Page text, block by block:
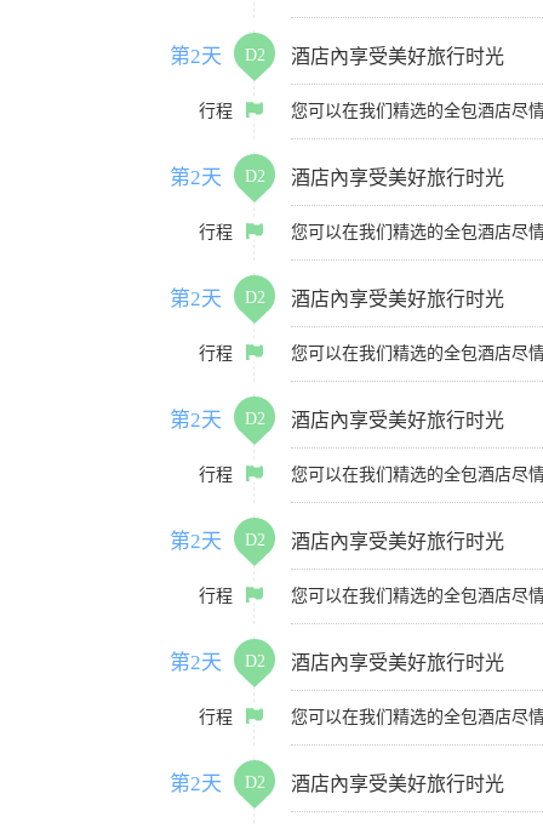
第2天 D2 酒店內享受美好旅行时光
行程 您可以在我们精选的全包酒店尽
第2天 D2 酒店內享受美好旅行时光
行程 您可以在我们精选的全包酒店尽
第2天 D2 酒店內享受美好旅行时光
行程 您可以在我们精选的全包酒店尽
第2天 D2 酒店內享受美好旅行时光
行程 您可以在我们精选的全包酒店尽
第2天 D2 酒店內享受美好旅行时光
行程 您可以在我们精选的全包酒店尽
第2天 D2 酒店內享受美好旅行时光
行程 您可以在我们精选的全包酒店尽
第2天 D2 酒店內享受美好旅行时光